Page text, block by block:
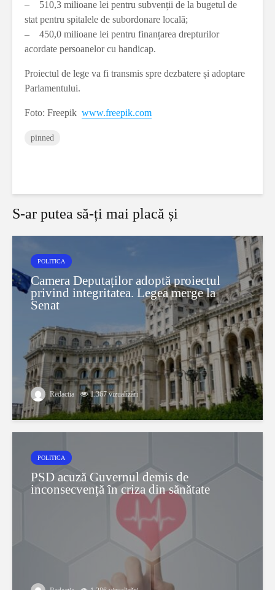
– 510,3 milioane lei pentru subvenții de la bugetul de
stat pentru spitalele de subordonare locală;
– 450,0 milioane lei pentru finanțarea drepturilor
acordate persoanelor cu handicap.
Proiectul de lege va fi transmis spre dezbatere și adoptare
Parlamentului.
Foto: Freepik www.freepik.com
pinned
S-ar putea să-ți mai placă și
POLITICA
Camera Deputaților adoptă proiectul
privind integritatea. Legea merge la
Senat
Redactia 1.367 vizualizări
POLITICA
PSD acuză Guvernul demis de
inconsecvență în criza din sănătate